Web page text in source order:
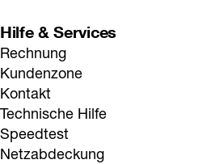
Hilfe & Services
Rechnung
Kundenzone
Kontakt
Technische Hilfe
Speedtest
Netzabdeckung